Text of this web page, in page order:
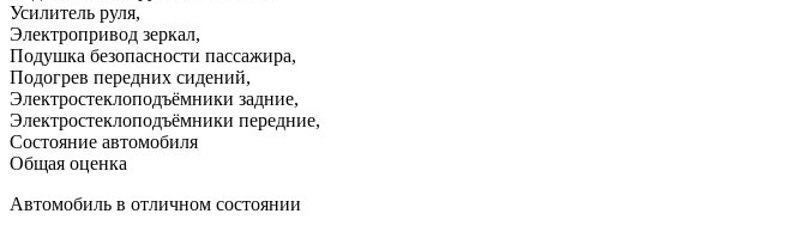
Усилитель руля,
Электропривод зеркал,
Подушка безопасности пассажира,
Подогрев передних сидений,
Электростеклоподъёмники задние,
Электростеклоподъёмники передние,
Состояние автомобиля
Общая оценка
Автомобиль в отличном состоянии